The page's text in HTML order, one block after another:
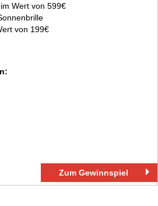
im Wert von 599€
von 199€
Zum Gewinnspiel